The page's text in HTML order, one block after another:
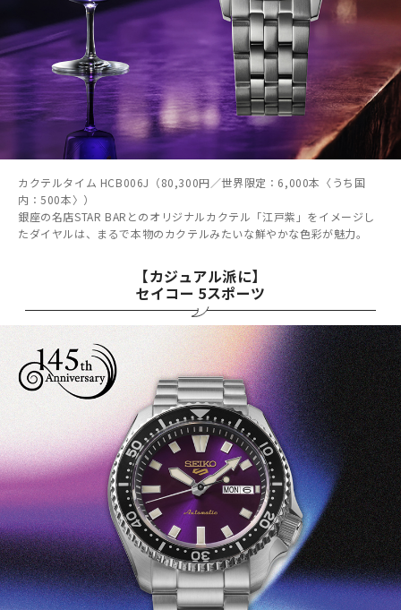
カクテルタイム HCB006J（80,300円／世界限定：6,000本〈うち国
内：500本〉）
銀座の名店STAR BARとのオリジナルカクテル「江戸紫」をイメージし
たダイヤルは、まるで本物のカクテルみたいな鮮やかな色彩が魅力。
【カジュアル派に】
セイコー 5スポーツ